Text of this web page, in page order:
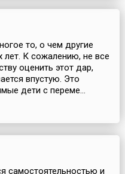
то, о чем другие
лет. К сожалению, не все
оценить этот дар,
впустую. Это
дети с переме...
самостоятельностью и